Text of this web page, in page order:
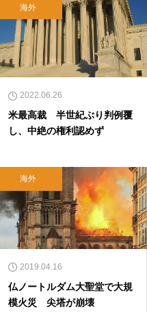
海外
2022.06.26
米最高裁 半世紀ぶり判例覆
し、中絶の権利認めず
海外
2019.04.16
仏ノートルダム大聖堂で大規
模火災 尖塔が崩壊